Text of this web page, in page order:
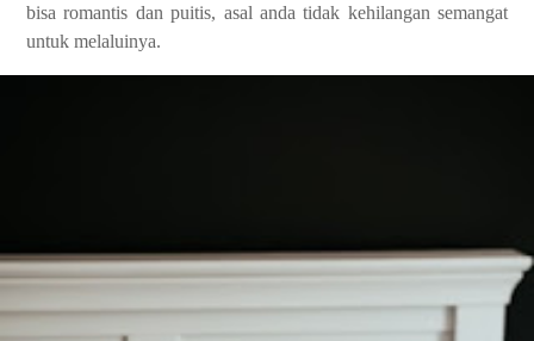
bisa romantis dan puitis, asal anda tidak kehilangan semangat
untuk melaluinya.